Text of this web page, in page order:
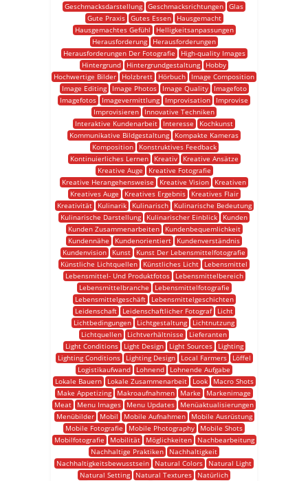
Geschmacksdarstellung Geschmacksrichtungen Glas
Gute Praxis
Gutes Essen
Hausgemacht
Hausgemachtes Gefühl
Helligkeitsanpassungen
Herausforderung
Herausforderungen
Herausforderungen Der Fotografie
High-quality Images
Hintergrund
Hintergrundgestaltung
Hobby
Hochwertige Bilder
Holzbrett Hörbuch
Image Composition
Image Editing
Image Photos Image Quality
Imagefoto
Imagefotos
Imagevermittlung Improvisation
Improvise
Improvisieren
Innovative Techniken
Interaktive Kundenarbeit
Interesse
Kochkunst
Kommunikative Bildgestaltung
Kompakte Kameras
Komposition
Konstruktives Feedback
Kontinuierliches Lernen
Kreativ
Kreative Ansätze
Kreative Auge
Kreative Fotografie
Kreative Herangehensweise
Kreative Vision
Kreativen
Kreatives Auge
Kreatives Ergebnis
Kreatives Flair
Kreativität
Kulinarik Kulinarisch
Kulinarische Bedeutung
Kulinarische Darstellung
Kulinarischer Einblick
Kunden
Kunden Zusammenarbeiten
Kundenbequemlichkeit
Kundennähe
Kundenorientiert
Kundenverständnis
Kundenvision
Kunst
Kunst Der Lebensmittelfotografie
Künstliche Lichtquellen
Künstliches Licht
Lebensmittel
Lebensmittel- Und Produktfotos
Lebensmittelbereich
Lebensmittelbranche
Lebensmittelfotografie
Lebensmittelgeschäft
Lebensmittelgeschichten
Leidenschaft
Leidenschaftlicher Fotograf
Licht
Lichtbedingungen
Lichtgestaltung
Lichtnutzung
Lichtquellen
Lichtverhältnisse
Lieferanten
Light Conditions
Light Design Light Sources
Lighting
Lighting Conditions
Lighting Design Local Farmers
Löffel
Logistikaufwand
Lohnend
Lohnende Aufgabe
Lokale Bauern
Lokale Zusammenarbeit Look
Macro Shots
Make Appetizing
Makroaufnahmen Marke
Markenimage
Meat
Menu Images Menu Updates
Menüaktualisierungen
Menübilder
Mobil Mobile Aufnahmen
Mobile Ausrüstung
Mobile Fotografie
Mobile Photography
Mobile Shots
Mobilfotografie
Mobilität Möglichkeiten
Nachbearbeitung
Nachhaltige Praktiken
Nachhaltigkeit
Nachhaltigkeitsbewusstsein
Natural Colors
Natural Light
Natural Setting
Natural Textures
Natürlich